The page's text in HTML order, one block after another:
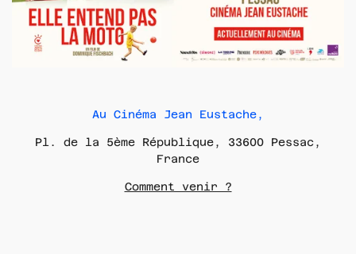
Au Cinéma Jean Eustache,
Pl. de la 5ème République, 33600 Pessac,
France
Comment venir ?